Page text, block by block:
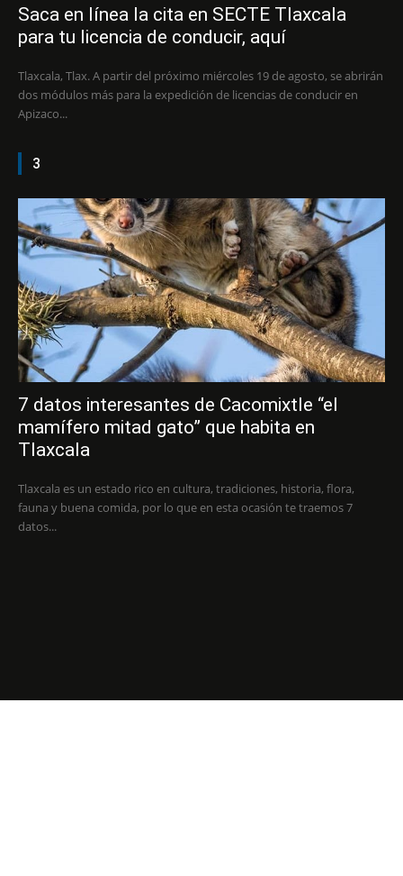
Saca en línea la cita en SECTE Tlaxcala
para tu licencia de conducir, aquí
Tlaxcala, Tlax. A partir del próximo miércoles 19 de agosto, se abrirán
dos módulos más para la expedición de licencias de conducir en
Apizaco...
3
7 datos interesantes de Cacomixtle “el
mamífero mitad gato” que habita en
Tlaxcala
Tlaxcala es un estado rico en cultura, tradiciones, historia, flora,
fauna y buena comida, por lo que en esta ocasión te traemos 7
datos...